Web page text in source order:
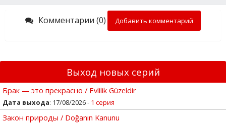
Комментарии (0) Добавить комментарий
Выход новых серий
Брак — это прекрасно / Evlilik Güzeldir
Дата выхода: 17/08/2026 - 1 серия
Закон природы / Doğanın Kanunu